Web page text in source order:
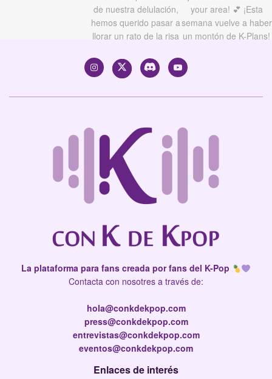
La plataforma para fans creada por fans del K-Pop
Contacta con nosotres a través de:
hola@conkdekpop.com
press@conkdekpop.com
entrevistas@conkdekpop.com
eventos@conkdekpop.com
Enlaces de interés